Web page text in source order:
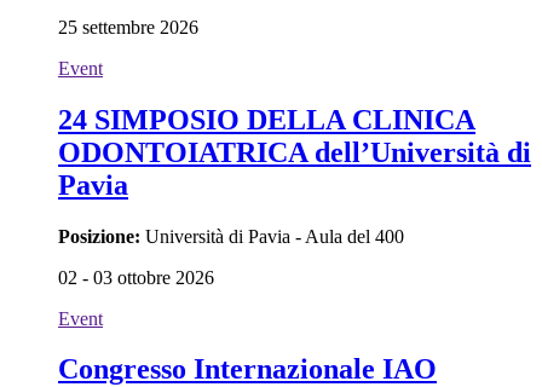
25 settembre 2026
Event
24 SIMPOSIO DELLA CLINICA
ODONTOIATRICA dell’Università di
Pavia
Posizione: Università di Pavia - Aula del 400
02 - 03 ottobre 2026
Event
Congresso Internazionale IAO